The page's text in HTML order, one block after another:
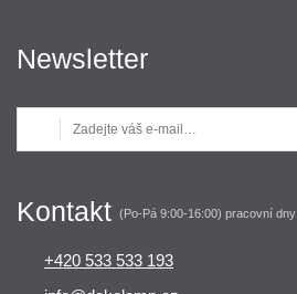
Newsletter
Kontakt (Po-Pá 9:00-16:00) pracovní dny
+420 533 533 193